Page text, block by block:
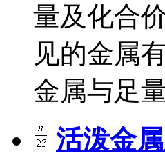
量及化合
见的金属
金属与足
活泼金